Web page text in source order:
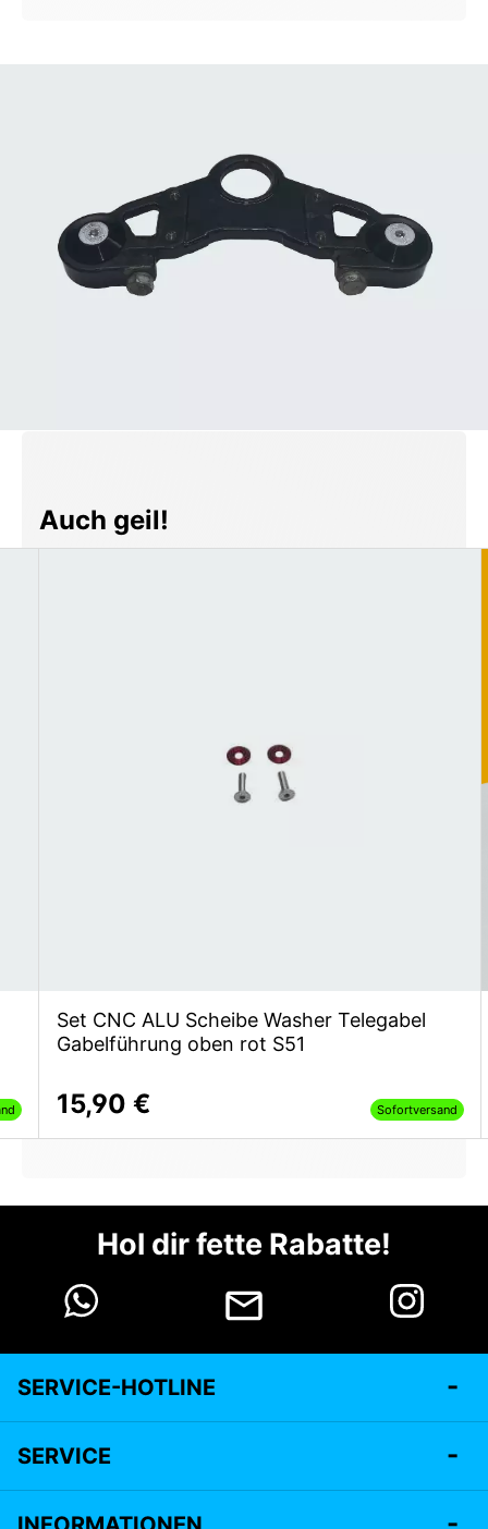
Produktgalerie überspringen
Auch geil!
Set CNC ALU Scheibe Washer Telegabel
Gabelführung oben rot S51
15,90 € Sofortversand
Hol dir fette Rabatte!
SERVICE-HOTLINE
SERVICE